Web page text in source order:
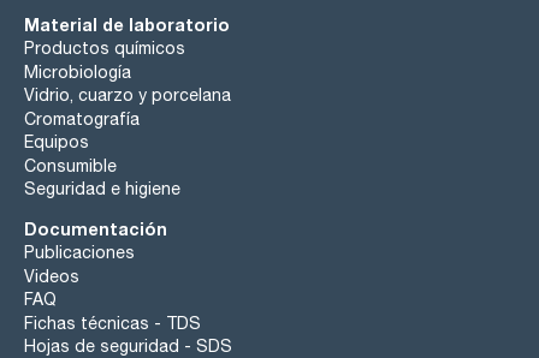
Material de laboratorio
Productos químicos
Microbiología
Vidrio, cuarzo y porcelana
Cromatografía
Equipos
Consumible
Seguridad e higiene
Documentación
Publicaciones
Videos
FAQ
Fichas técnicas - TDS
Hojas de seguridad - SDS